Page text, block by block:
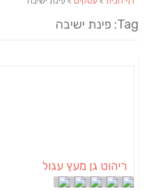
Tag: פינת ישיבה
ריהוט גן מעץ עגול